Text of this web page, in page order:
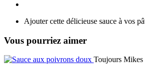
Ajouter cette délicieuse sauce à vos
Vous pourriez aimer
Toujours Mikes